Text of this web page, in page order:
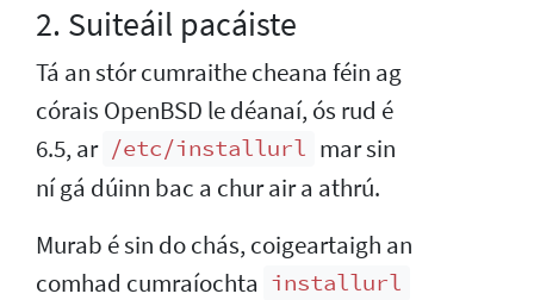
2. Suiteáil pacáiste
Tá an stór cumraithe cheana féin ag
córais OpenBSD le déanaí, ós rud é
6.5, ar /etc/installurl mar sin
ní gá dúinn bac a chur air a athrú.
Murab é sin do chás, coigeartaigh an
comhad cumraíochta installurl